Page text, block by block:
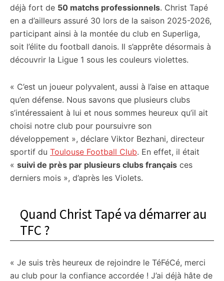
déjà fort de 50 matchs professionnels. Christ Tapé
en a d’ailleurs assuré 30 lors de la saison 2025-2026,
participant ainsi à la montée du club en Superliga,
soit l’élite du football danois. Il s’apprête désormais à
découvrir la Ligue 1 sous les couleurs violettes.
« C’est un joueur polyvalent, aussi à l’aise en attaque
qu’en défense. Nous savons que plusieurs clubs
s’intéressaient à lui et nous sommes heureux qu’il ait
choisi notre club pour poursuivre son
développement », déclare Viktor Bezhani, directeur
sportif du Toulouse Football Club. En effet, il était
« suivi de près par plusieurs clubs français ces
derniers mois », d’après les Violets.
Quand Christ Tapé va démarrer au
TFC ?
« Je suis très heureux de rejoindre le TéFéCé, merci
au club pour la confiance accordée ! J’ai déjà hâte de